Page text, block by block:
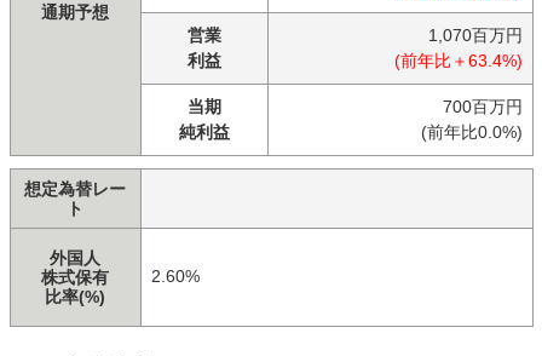
通期予想
営業
利益
1,070百万円
(前年比＋63.4%)
当期
純利益
700百万円
(前年比0.0%)
想定為替レー
ト
外国人
株式保有
比率(%)
2.60%